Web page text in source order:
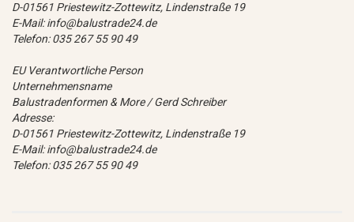
D-01561 Priestewitz-Zottewitz, Lindenstraße 19
E-Mail: info@balustrade24.de
Telefon: 035 267 55 90 49
EU Verantwortliche Person
Unternehmensname
Balustradenformen & More / Gerd Schreiber
Adresse:
D-01561 Priestewitz-Zottewitz, Lindenstraße 19
E-Mail: info@balustrade24.de
Telefon: 035 267 55 90 49